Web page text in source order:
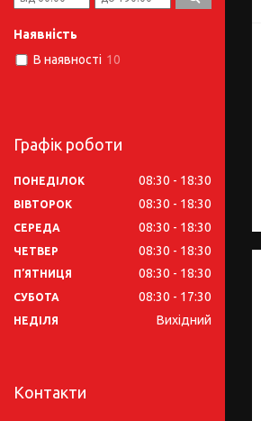
Наявність
В наявності 10
Графік роботи
ПОНЕДІЛОК 08:30 18:30
ВІВТОРОК 08:30 18:30
СЕРЕДА 08:30 18:30
ЧЕТВЕР 08:30 18:30
ПʼЯТНИЦЯ 08:30 18:30
СУБОТА 08:30 17:30
НЕДІЛЯ Вихідний
Контакти